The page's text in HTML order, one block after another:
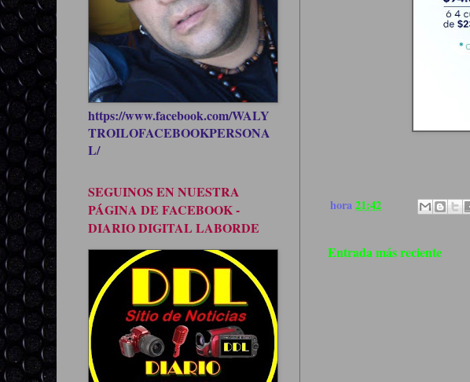
hora21:42
Entrada más reciente
https://www.facebook.com/WALY
TROILOFACEBOOKPERSONA
L/
SEGUINOS EN NUESTRA
PÁGINA DE FACEBOOK -
DIARIO DIGITAL LABORDE